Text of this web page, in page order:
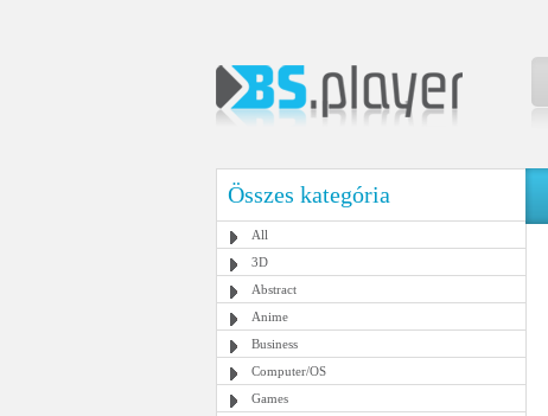
Összes kategória
All
3D
Abstract
Anime
Business
Computer/OS
Games